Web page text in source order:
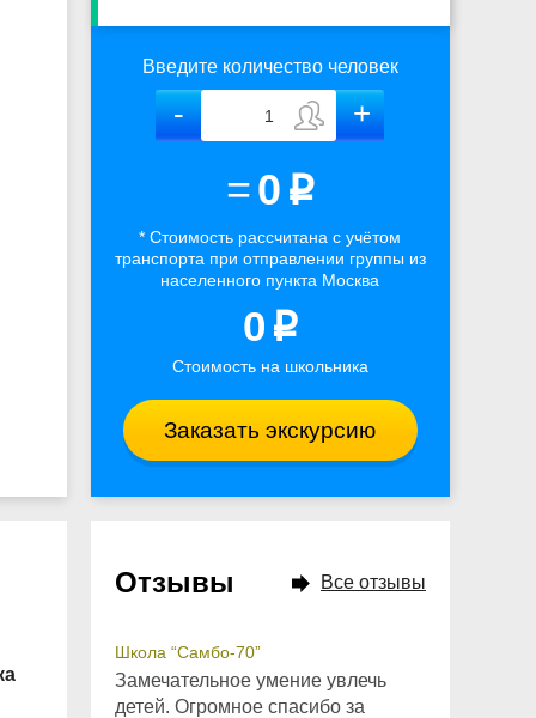
Введите количество человек
=0 p
* Стоимость рассчитанас учётом
транспорта при отправлении группы из
населенного пункта Москва
0 p
Стоимость на школьника
Заказать экскурсию
Отзывы Все отзывы
Школа “Самбо-70”
Замечательное умение увлечь
детей. Огромное спасибо за